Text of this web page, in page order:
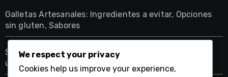
Galletas Artesanales: Ingredientes a evitar, Opciones
sin gluten, Sabores
Salsas Artesanales: Ingredientes naturales, Sabores
únicos, Sin conservantes
We respect your privacy
Cookies help us improve your experience,